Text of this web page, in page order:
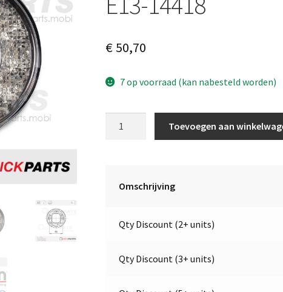
€50,70
7 op voorraad (kan nabesteld worden)
34807
14418
Toevoegen aan
Omschrijving
Qty Discount (2+ units)
Qty Discount (3+ units)